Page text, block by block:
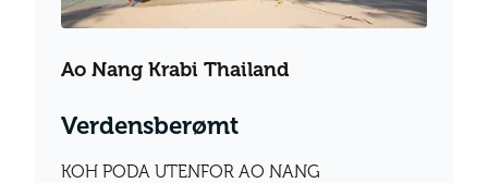
Ao Nang Krabi Thailand
Verdensberømt
KOH PODA UTENFOR AO NANG